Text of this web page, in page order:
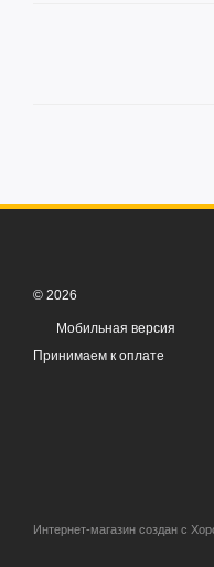
© 2026
Мобильная версия
Принимаем к оплате
Интернет-магазин создан с